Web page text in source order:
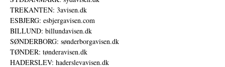
TREKANTEN: 3avisen.dk
ESBJERG: esbjergavisen.com
BILLUND: billundavisen.dk
SØNDERBORG: sønderborgavisen.dk
TØNDER: tønderavisen.dk
HADERSLEV: haderslevavisen.dk